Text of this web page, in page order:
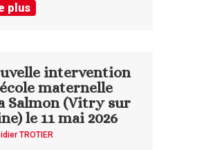
plus
intervention
maternelle
Salmon (Vitry sur
le 11 mai 2026
TROTIER